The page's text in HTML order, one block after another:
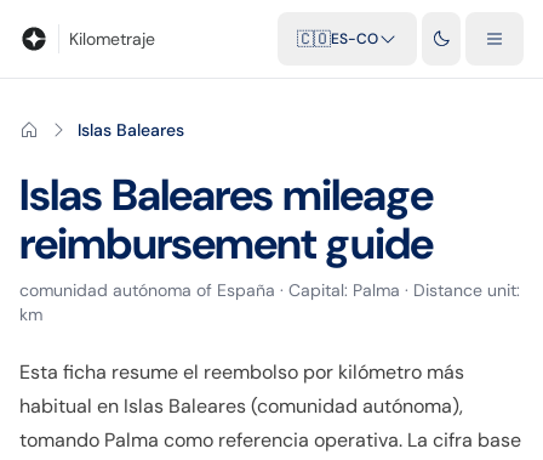
Kilometraje 🇨🇴ES-CO
Islas Baleares
Islas Balearesmileage
reimbursement guide
comunidad autónoma of España · Capital: Palma · Distance unit:
km
Esta ficha resume el reembolso por kilómetro más
habitual en Islas Baleares (comunidad autónoma),
tomando Palma como referencia operativa. La cifra base